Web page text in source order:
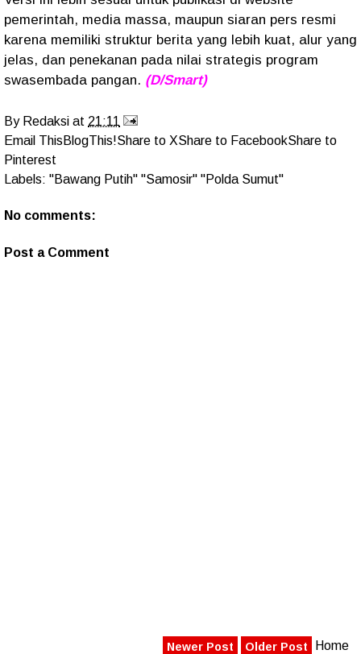
pemerintah, media massa, maupun siaran pers resmi
karena memiliki struktur berita yang lebih kuat, alur yang
jelas, dan penekanan pada nilai strategis program
swasembada pangan. (D/Smart)
By Redaksi at 21:11
Email This BlogThis!Share to XShare to FacebookShare to
Pinterest
Labels: "Bawang Putih" "Samosir" "Polda Sumut"
No comments:
Post a Comment
Newer Post Older Post Home